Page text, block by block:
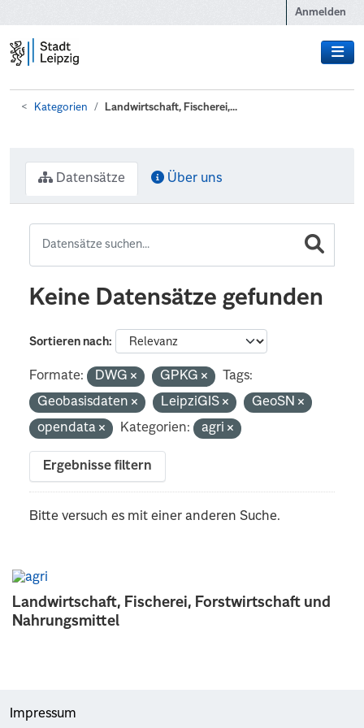
Anmelden
Kategorien Landwirtschaft, Fischerei,...
Landwirtschaft, Fischerei, Forstwirtschaft und
Nahrungsmittel
Datensätze Über uns
Keine Datensätze gefunden
Sortieren nach
Formate: DWG GPKG
Tags:
Geobasisdaten
LeipziGIS
GeoSN
opendata
Kategorien: agri
Ergebnisse filtern
Bitte versuch es mit einer anderen Suche.
Impressum